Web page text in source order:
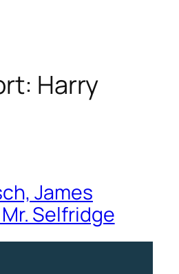
Harry
James
Selfridge